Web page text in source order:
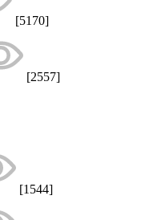
[5170]
[2557]
[1544]